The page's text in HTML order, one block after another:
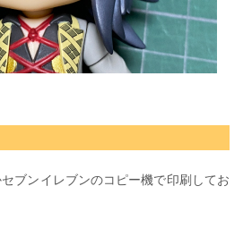
ブンイレブンのコピー機で印刷してお